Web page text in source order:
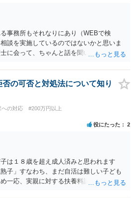
でしょう。 ご理解のとおり、詐欺である
せん。 刑事事件化が出来るのであれば、
がありますが、民事上の詐欺の立証以上
こちらについては、一度、最寄りの警察
てください。 具体的な見通しに関して
事務所もそれなりにあり（WEBで検
談を実施しているのではないかと思いま
に会って、ちゃんと話を聞いてくれる
いないようですので、御相談の案件につ
なのかもしれません。相手にしない方が
通貨詐欺の被害回復は現実的には難しい
の可否と対処法について知り
への対応
#200万円以上
役にたった 2
は１８歳を超え成人済みと思われます
子」すなわち、まだ自活は難しい子ども
一応、実親に対する扶養料請求として法